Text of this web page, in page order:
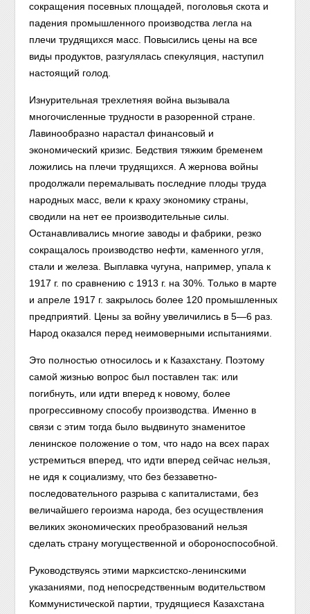
сокращения посевных площадей, поголовья скота и
падения промышленного производства легла на
плечи трудящихся масс. Повысились цены на все
виды продуктов, разгулялась спекуляция, наступил
настоящий голод.
Изнурительная трехлетняя война вызывала
многочисленные трудности в разоренной стране.
Лавинообразно нарастал финансовый и
экономический кризис. Бедствия тяжким бременем
ложились на плечи трудящихся. А жернова войны
продолжали перемалывать последние плоды труда
народных масс, вели к краху экономику страны,
сводили на нет ее производительные силы.
Останавливались многие заводы и фабрики, резко
сокращалось производство нефти, каменного угля,
стали и железа. Выплавка чугуна, например, упала к
1917 г. по сравнению с 1913 г. на 30%. Только в марте
и апреле 1917 г. закрылось более 120 промышленных
предприятий. Цены за войну увеличились в 5—6 раз.
Народ оказался перед неимоверными испытаниями.
Это полностью относилось и к Казахстану. Поэтому
самой жизнью вопрос был поставлен так: или
погибнуть, или идти вперед к новому, более
прогрессивному способу производства. Именно в
связи с этим тогда было выдвинуто знаменитое
ленинское положение о том, что надо на всех парах
устремиться вперед, что идти вперед сейчас нельзя,
не идя к социализму, что без беззаветно-
последовательного разрыва с капиталистами, без
величайшего героизма народа, без осуществления
великих экономических преобразований нельзя
сделать страну могущественной и обороноспособной.
Руководствуясь этими марксистско-ленинскими
указаниями, под непосредственным водительством
Коммунистической партии, трудящиеся Казахстана